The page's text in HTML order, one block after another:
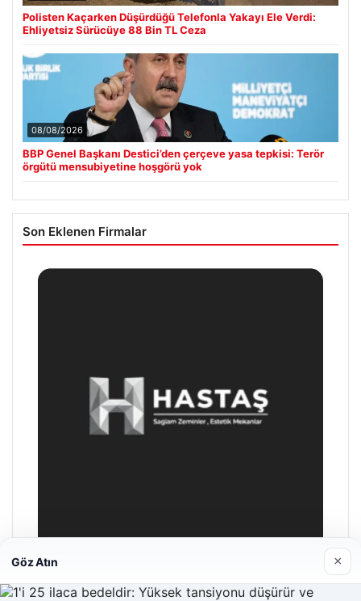
Polisten Kaçarken Düşürdüğü Telefonla Yakayı Ele Verdi:
Ehliyetsiz Sürücüye 88 Bin TL Ceza
08/08/2026
BBP Genel Başkanı Destici’den çerçeve yasa tepkisi: Terör
örgütü mensubiyetine hoşgörü yok
Son Eklenen Firmalar
Hastaş Beton
Göz Atın ×